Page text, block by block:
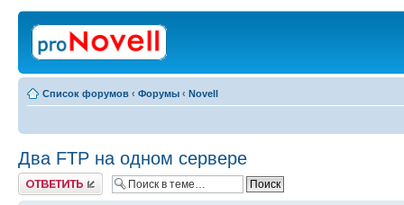
Список форумов ‹ Форумы ‹ Novell
Два FTP на одном сервере
Ответить